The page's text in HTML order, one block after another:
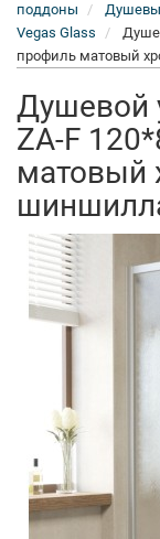
поддоны
Vegas Glass
профиль матовый
Душевой
ZA-F
матовый